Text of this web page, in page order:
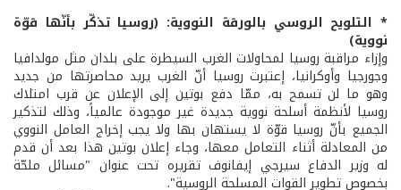
* التلويح الروسي بالورقة النووية: (روسيا تذكّر بأنّها قوّة
نووية)
وإزاء مراقبة روسيا لمحاولات الغرب السيطرة على بلدان مثل مولدافيا
وجورجيا وأوكرانيا، إعتبرت روسيا أنّ الغرب يريد محاصرتها من جديد
وهو ما لن تسمح به، ممّا دفع بوتين إلى الإعلان عن قرب امتلاك
روسيا لأنظمة أسلحة نووية جديدة غير موجودة عالمياً، وذلك لتذكير
الجميع بأنّ روسيا قوّة لا يستهان بها ولا يجب إخراج العامل النووي
من المعادلة أثناء التعامل معها، وجاء إعلان بوتين هذا بعد أن قدم
له وزير الدفاع سيرجي إيفانوف تقريره تحت عنوان "مسائل ملحّة
بخصوص تطوير القوات المسلحة الروسية".